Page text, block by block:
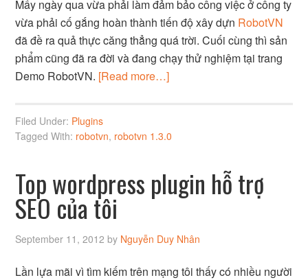
Mấy ngày qua vừa phải làm đảm bảo công việc ở công ty
vừa phải cố gắng hoàn thành tiến độ xây dựn RobotVN
đã đề ra quả thực căng thẳng quá trời. Cuối cùng thì sản
phẩm cũng đã ra đời và đang chạy thử nghiệm tại trang
Demo RobotVN. [Read more…]
Filed Under: Plugins
Tagged With: robotvn, robotvn 1.3.0
Top wordpress plugin hỗ trợ
SEO của tôi
September 11, 2012 by Nguyễn Duy Nhân
Lần lựa mãi vì tìm kiếm trên mạng tôi thấy có nhiều người